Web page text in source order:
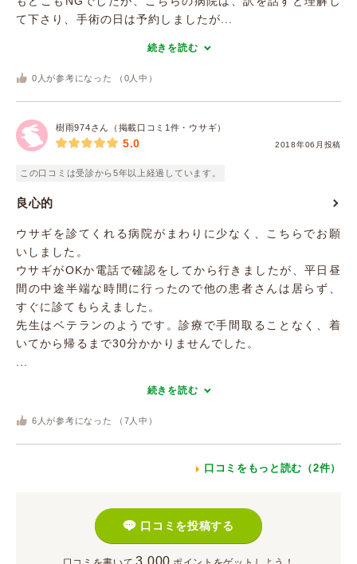
て下さり、手術の日は予約しましたが...
続きを読む
0 人が参考になった （ 0 人中）
樹雨974さん（掲載口コミ1件・ウサギ）
2018年06月投稿
5.0
この口コミは受診から5年以上経過しています。
良心的
ウサギを診てくれる病院がまわりに少なく、こちらでお願
いしました。
ウサギがOKか電話で確認をしてから行きましたが、平日昼
間の中途半端な時間に行ったので他の患者さんは居らず、
すぐに診てもらえました。
先生はベテランのようです。診療で手間取ることなく、着
いてから帰るまで30分かかりませんでした。
続きを読む
6 人が参考になった （ 7 人中）
口コミをもっと読む（2件）
口コミを投稿する
3,000